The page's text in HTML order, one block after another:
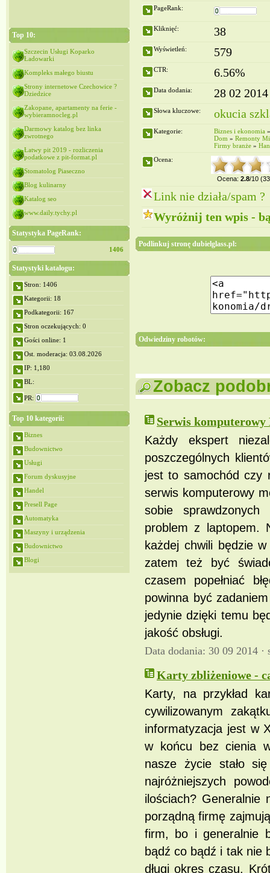
Top 10:
Szczecin Usługi Koparko
Ładowarki
Kompleks małego biustu
Strony internetowe Czechowice ?
Dziedzice
Zakopane, apartamenty na ferie -
wybieramnocleg.pl
Darmowy katalog bez linka
zwrotnego
Łatwy pit 2019 - rozliczenia
podatkowe z pit-format.pl
Stomatolog Piaseczno
Blog kulinarny
Katalog seo
www.daily.tychy.pl
Statystyka PageRank:
1406
Statystyki katalogu:
Stron: 1406
Kategorii: 18
Podkategorii: 167
Stron oczekujących: 0
Gości online: 1
Ost. moderacja: 03.08.2026
IP: 1,180
BL:
PR:
Top 10 kategorii:
Biznes
Budownictwo
Usługi
Forum dyskusyjne
Handel
Presell Page
Automatyka
Maszyny i urządzenia
Budownictwo
Blogi
PageRank:
Kliknięć: 38
Wyświetleń: 579
CTR: 6.56%
Data dodania: 28 02 2014
Słowa kluczowe: okucia
Kategorie: Biznes i ekonomia
Dom » Remonty
Firmy branże »
Ocena:
Ocena: 2.8/10
Link nie działa/spam ?
Wyróżnij ten wpis -
Podlinkuj stronę dubielglass.pl:
Odwiedziny robotów:
Zobacz
Serwis komputerowy
Każdy ekspert
poszczególnych
jest to samochód czy
serwis komputerowy
sobie
problem z laptopem.
każdej chwili będzie
zatem też być
czasem popełniać
powinna być
jedynie dzięki temu
jakość obsługi.
Data dodania: 30 09 2014 ·
Karty zbliżeniowe -
Karty, na przykład
cywilizowanym
informatyzacja jest w
w końcu bez cienia
nasze życie stało
najróżniejszych
ilościach? Generalnie
porządną firmę
firm, bo i generalnie
bądź co bądź i tak nie
długi okres czasu.